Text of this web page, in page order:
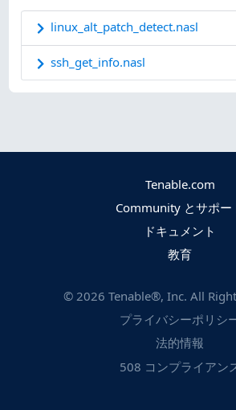
linux_alt_patch_detect.nasl
ssh_get_info.nasl
Tenable.com
Community とサポー
ドキュメント
教育
© 2026 Tenable®, Inc. All
プライバシーポリシ
法的情報
508 コンプライアン